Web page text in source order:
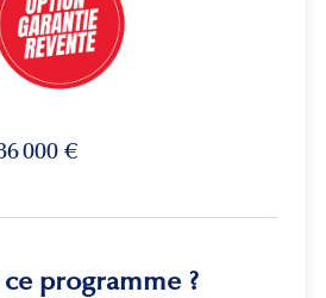
000 €
programme ?